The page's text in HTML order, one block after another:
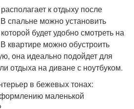
к отдыху после
спальне можно установить
будет удобно смотреть на
квартире можно обустроить
она идеально подойдет для
отдыха на диване с ноутбуком.